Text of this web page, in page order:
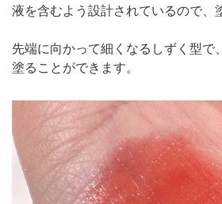
液を含むよう設計されているので
先端に向かって細くなるしずく型で
塗ることができます。